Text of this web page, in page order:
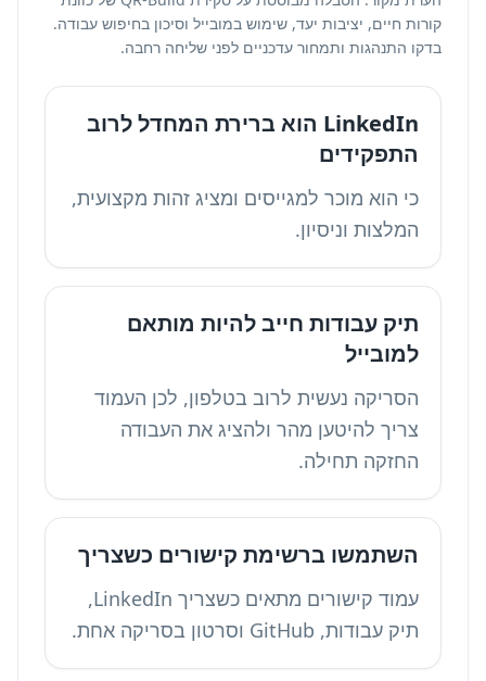
קורות חיים, יציבות יעד, שימוש במובייל וסיכון בחיפוש עבודה.
בדקו התנהגות ותמחור עדכניים לפני שליחה רחבה.
LinkedIn הוא ברירת המחדל לרוב
התפקידים
כי הוא מוכר למגייסים ומציג זהות מקצועית,
המלצות וניסיון.
תיק עבודות חייב להיות מותאם
למובייל
הסריקה נעשית לרוב בטלפון, לכן העמוד
צריך להיטען מהר ולהציג את העבודה
החזקה תחילה.
השתמשו ברשימת קישורים כשצריך
עמוד קישורים
מתאים כשצריך LinkedIn,
תיק עבודות, GitHub וסרטון בסריקה אחת.